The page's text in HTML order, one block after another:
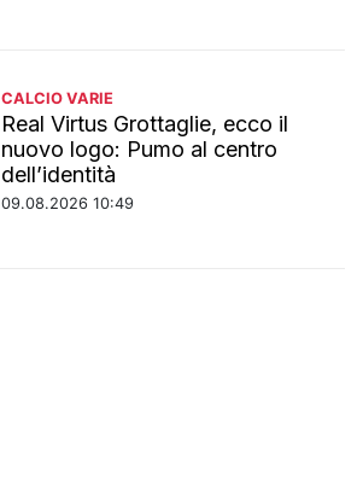
CALCIO VARIE
Real Virtus Grottaglie, ecco il
nuovo logo: Pumo al centro
dell’identità
09.08.2026 10:49